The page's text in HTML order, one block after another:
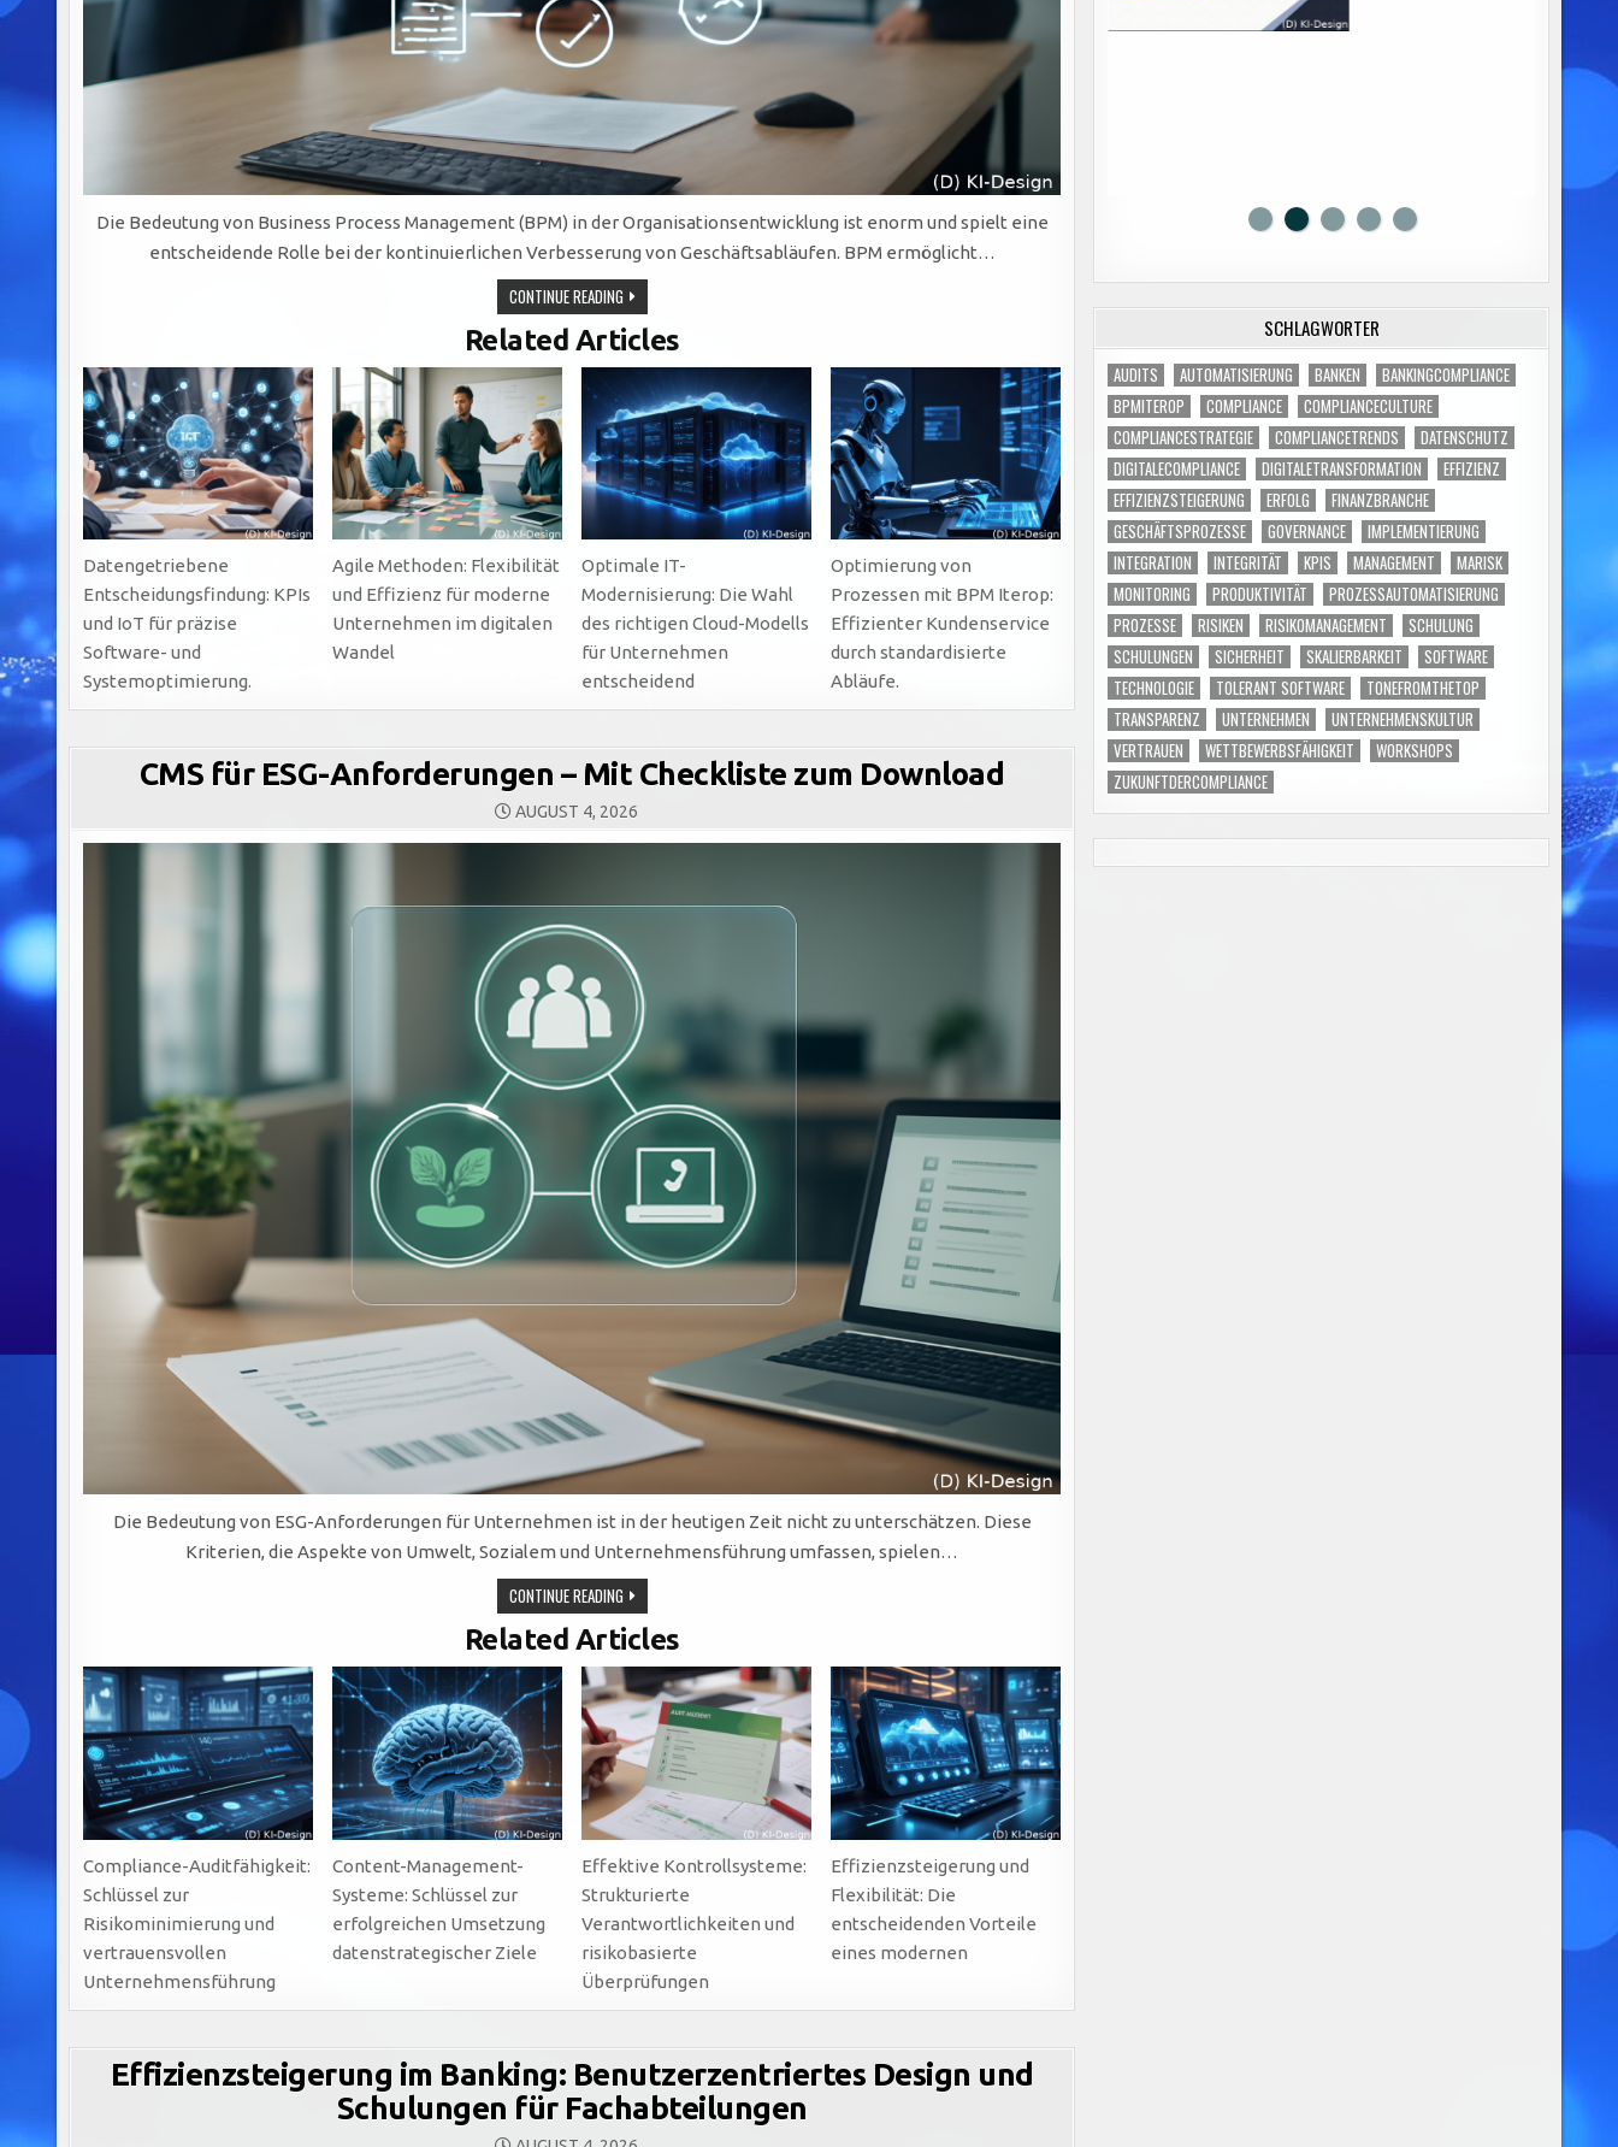
Die Bedeutung von Business Process Management (BPM) in der Organisationsentwicklung ist enorm und spielt eine
entscheidende Rolle bei der kontinuierlichen Verbesserung von Geschäftsabläufen. BPM ermöglicht…
CONTINUE READINGSTRATEGISCHE
BEDEUTUNG
VON
BUSINESS
PROCESS
MANAGEMENT
FÜR
EFFIZIENZ,
AGILITÄT
UND
Related Articles
Datengetriebene
Entscheidungsfindung: KPIs
und IoT für präzise
Software- und
Systemoptimierung.
Agile Methoden: Flexibilität
und Effizienz für moderne
Unternehmen im digitalen
Wandel
Optimale IT-
Modernisierung: Die Wahl
des richtigen Cloud-Modells
für Unternehmen
entscheidend
Optimierung von
Prozessen mit BPM Iterop:
Effizienter Kundenservice
durch standardisierte
Abläufe.
CMS für ESG-Anforderungen – Mit Checkliste zum Download
AUGUST 4, 2026
Die Bedeutung von ESG-Anforderungen für Unternehmen ist in der heutigen Zeit nicht zu unterschätzen. Diese
Kriterien, die Aspekte von Umwelt, Sozialem und Unternehmensführung umfassen, spielen…
CONTINUE READINGCMS
FÜR
ESG-
ANFORDERUNGEN
–
MIT
CHECKLISTE
ZUM
DOWNLOAD
Related Articles
Compliance-Auditfähigkeit:
Schlüssel zur
Risikominimierung und
vertrauensvollen
Unternehmensführung
Content-Management-
Systeme: Schlüssel zur
erfolgreichen Umsetzung
datenstrategischer Ziele
Effektive Kontrollsysteme:
Strukturierte
Verantwortlichkeiten und
risikobasierte
Überprüfungen
Effizienzsteigerung und
Flexibilität: Die
entscheidenden Vorteile
eines modernen
Effizienzsteigerung im Banking: Benutzerzentriertes Design und
Schulungen für Fachabteilungen
SCHLAGWÖRTER
AUDITS AUTOMATISIERUNG BANKEN
BANKINGCOMPLIANCE
BPMITEROP
COMPLIANCE
COMPLIANCECULTURE
COMPLIANCESTRATEGIE
COMPLIANCETRENDS
DATENSCHUTZ
DIGITALECOMPLIANCE
DIGITALETRANSFORMATION
EFFIZIENZ
EFFIZIENZSTEIGERUNG
ERFOLG
FINANZBRANCHE
GESCHÄFTSPROZESSE
GOVERNANCE
IMPLEMENTIERUNG
INTEGRATION
INTEGRITÄT KPIS MANAGEMENT
MARISK
MONITORING
PRODUKTIVITÄT
PROZESSAUTOMATISIERUNG
PROZESSE
RISIKEN RISIKOMANAGEMENT
SCHULUNG
SCHULUNGEN
SICHERHEIT SKALIERBARKEIT
SOFTWARE
TECHNOLOGIE
TOLERANT SOFTWARE
TONEFROMTHETOP
TRANSPARENZ
UNTERNEHMEN
UNTERNEHMENSKULTUR
VERTRAUEN
WETTBEWERBSFÄHIGKEIT
WORKSHOPS
ZUKUNFTDERCOMPLIANCE